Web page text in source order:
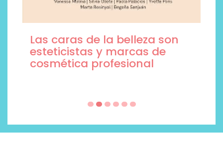
Las caras de la belleza son
esteticistas y marcas de
cosmética profesional